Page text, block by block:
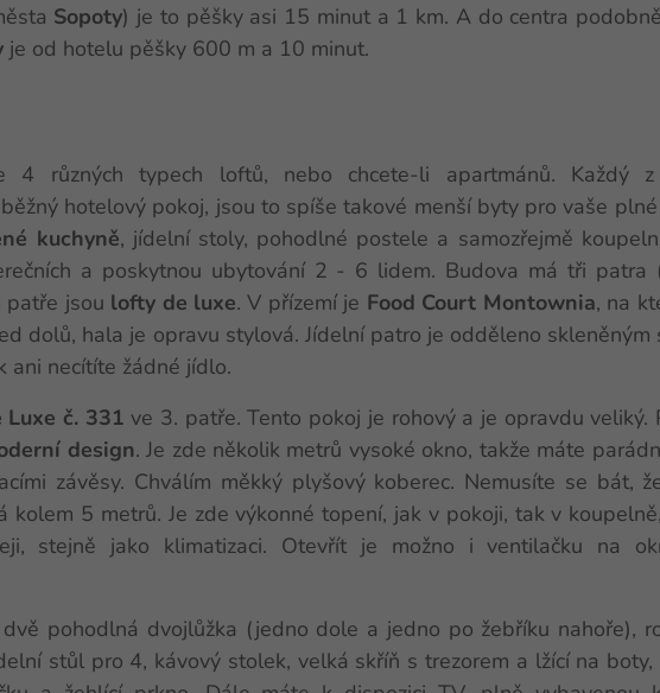
Sopoty) je to pěšky asi 15 minut a 1 km. A do centra
je od hotelu pěšky 600 m a 10 minut.
4 různých typech loftů, nebo chcete-li apartmánů. Každý
hotelový pokoj, jsou to spíše takové menší byty pro vaše
kuchyně, jídelní stoly, pohodlné postele a samozřejmě
a poskytnou ubytování 2 - 6 lidem. Budova má tři patra
patře jsou lofty de luxe. V přízemí je Food Court Montownia, na
dolů, hala je opravu stylová. Jídelní patro je odděleno skleněným
ani necítíte žádné jídlo.
č. 331 ve 3. patře. Tento pokoj je rohový a je opravdu veliký.
design. Je zde několik metrů vysoké okno, takže máte
závěsy. Chválím měkký plyšový koberec. Nemusíte se bát,
kolem 5 metrů. Je zde výkonné topení, jak v pokoji, tak v
stejně jako klimatizaci. Otevřít je možno i ventilačku na
pohodlná dvojlůžka (jedno dole a jedno po žebříku nahoře),
stůl pro 4, kávový stolek, velká skříň s trezorem a lžící na boty,